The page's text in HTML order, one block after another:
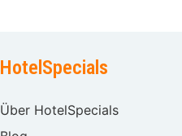
HotelSpecials
Über HotelSpecials